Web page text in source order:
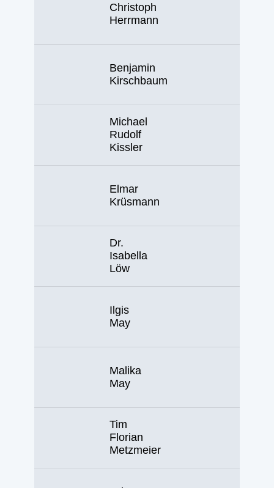
Christoph
Herrmann
Benjamin
Kirschbaum
Michael
Rudolf
Kissler
Elmar
Krüsmann
Dr.
Isabella
Löw
Ilgis
May
Malika
May
Tim
Florian
Metzmeier